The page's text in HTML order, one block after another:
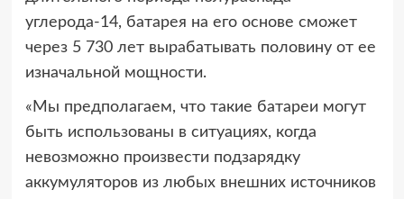
углерода-14, батарея на его основе сможет
через 5 730 лет вырабатывать половину от ее
изначальной мощности.
«Мы предполагаем, что такие батареи могут
быть использованы в ситуациях, когда
невозможно произвести подзарядку
аккумуляторов из любых внешних источников